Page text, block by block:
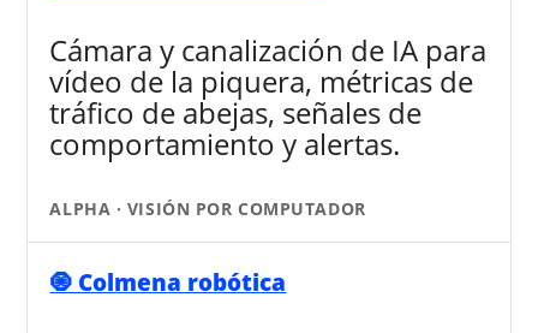
Cámara y canalización de IA para
vídeo de la piquera, métricas de
tráfico de abejas, señales de
comportamiento y alertas.
ALPHA · VISIÓN POR COMPUTADOR
🧿 Colmena robótica